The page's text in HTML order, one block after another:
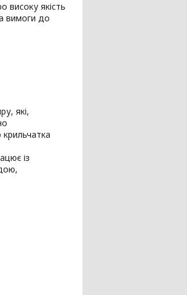
високу якість
вимоги до
які,
із